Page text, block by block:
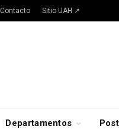
Contacto Sitio UAH ↗
Departamentos